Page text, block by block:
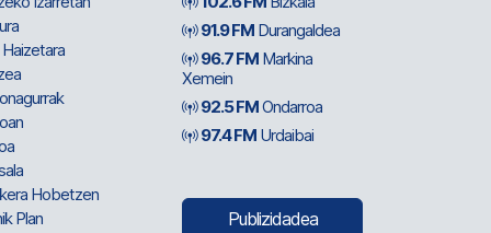
Hobetzen
Plan
91.9 FM Durangaldea
96.7 FM Markina
Xemein
92.5 FMOndarroa
97.4 FM Urdaibai
Publizidadea